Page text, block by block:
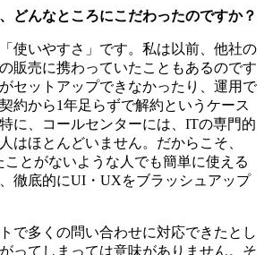
どんなところにこだわったのですか？
使いやすさ」です。私は以前、他社の
販売に携わっていたこともあるのです
セットアップできなかったり、運用で
約から1年足らずで解約というケース
に、コールセンターには、ITの専門的
はほとんどいません。だからこそ、
ことがないような人でも簡単に使える
徹底的にUI・UXをブラッシュアップ
で多くの問い合わせに対応できたとし
ってしまっては意味がありません。そ